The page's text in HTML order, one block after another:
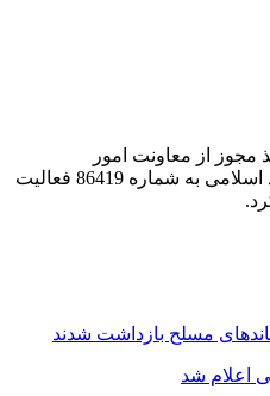
مجوز از معاونت امور
مطبوعاتی وزارت فرهنگ و ارشاد اسلامی به شماره 86419 فعالیت
اعلام شد